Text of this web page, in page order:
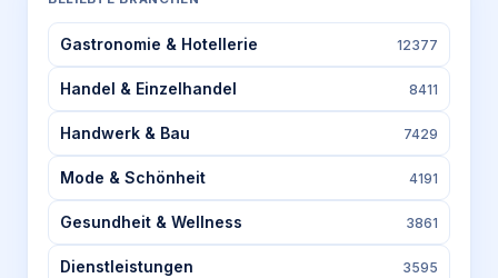
Gastronomie & Hotellerie 12377
Handel & Einzelhandel 8411
Handwerk & Bau 7429
Mode & Schönheit 4191
Gesundheit & Wellness 3861
Dienstleistungen 3595